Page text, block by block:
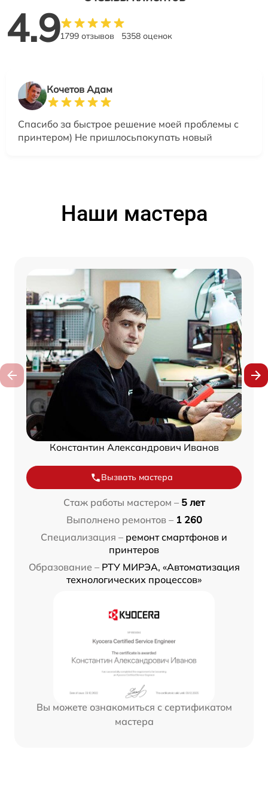
4.91799 отзывов 5358 оценок
Кочетов Адам
Спасибо за быстрое решение моей проблемы с
принтером) Не пришлосьпокупать новый
Наши мастера
Константин Александрович Иванов
Вызвать мастера
Стаж работы мастером – 5 лет
Выполнено ремонтов – 1 260
Специализация – ремонт смартфонов и
принтеров
Образование – РТУ МИРЭА, «Автоматизация
технологических процессов»
Вы можете ознакомиться с сертификатом
мастера